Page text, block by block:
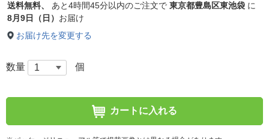
送料無料、 あと4時間45分以内のご注文で 東京都豊島区東池袋 に
8月9日（日） お届け
お届け先を変更する
数量 個
カートに入れる